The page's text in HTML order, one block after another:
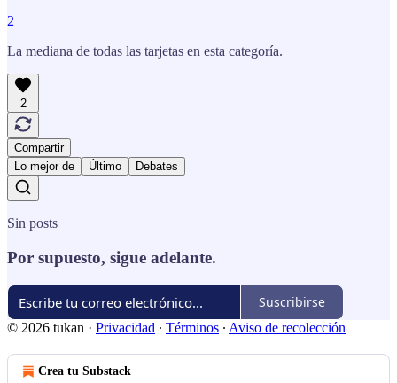
2
La mediana de todas las tarjetas en esta categoría.
2
Compartir
Lo mejor de
Último Debates
Sin posts
Por supuesto, sigue adelante.
Suscribirse
© 2026 tukan · Privacidad ∙ Términos ∙ Aviso de recolección
Crea tu Substack